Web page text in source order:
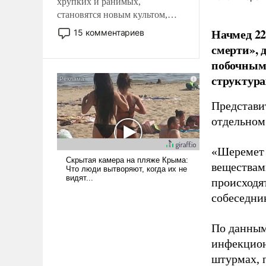
становятся новым культом,
постепенно вытесняя и
отменяя традиционное
ударами судьбы, брать на себя
ответственность, помогать
слабым, идти вперед и
адаптироваться.
15 комментариев
Начмед
смерти»,
«Шеремет
По данным
штурмах,